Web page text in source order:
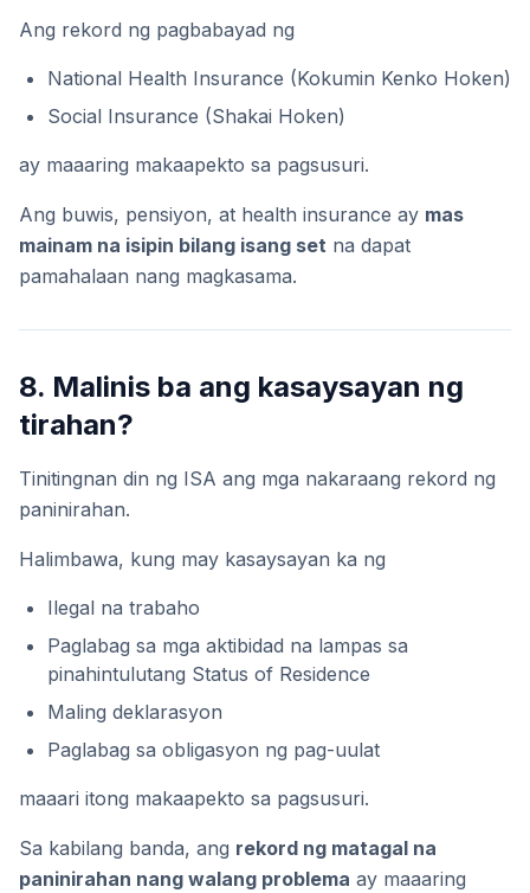
Ang rekord ng pagbabayad ng
National Health Insurance (Kokumin Kenko Hoken)
Social Insurance (Shakai Hoken)
ay maaaring makaapekto sa pagsusuri.
Ang buwis, pensiyon, at health insurance ay mas
mainam na isipin bilang isang set na dapat
pamahalaan nang magkasama.
8. Malinis ba ang kasaysayan ng
tirahan?
Tinitingnan din ng ISA ang mga nakaraang rekord ng
paninirahan.
Halimbawa, kung may kasaysayan ka ng
Ilegal na trabaho
Paglabag sa mga aktibidad na lampas sa
pinahintulutang Status of Residence
Maling deklarasyon
Paglabag sa obligasyon ng pag-uulat
maaari itong makaapekto sa pagsusuri.
Sa kabilang banda, ang rekord ng matagal na
paninirahan nang walang problema ay maaaring